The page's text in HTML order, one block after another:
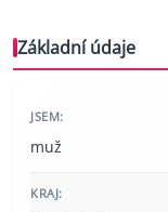
Základní údaje
JSEM:
muž
KRAJ: